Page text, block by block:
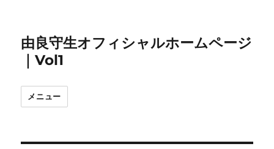
由良守生オフィシャルホームページ
｜Vol1
メニュー